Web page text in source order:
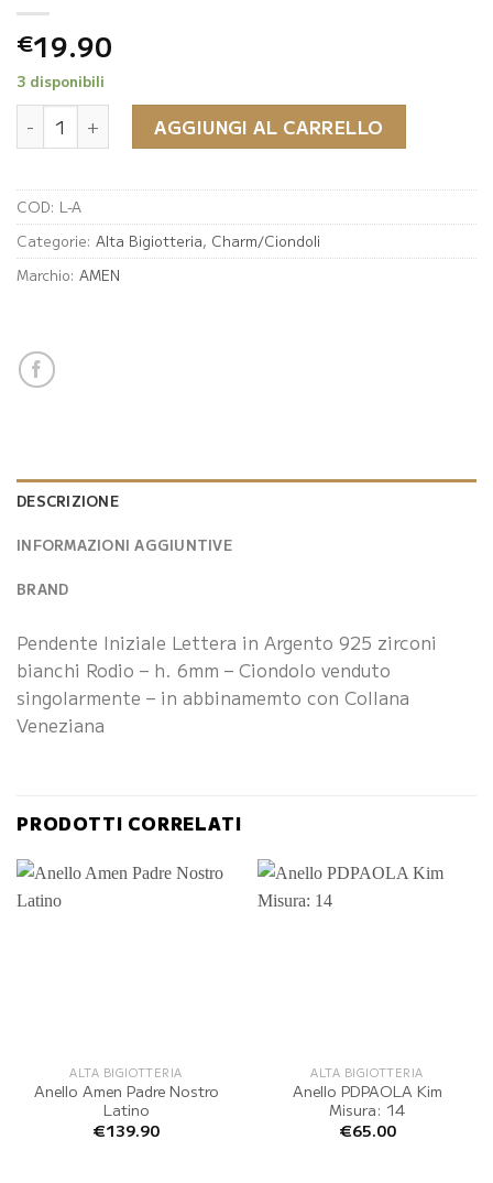
€19.90
3 disponibili
Ciondolo Amen Lettera A Zirconi quantità
AGGIUNGI AL CARRELLO
COD: L-A
Categorie: Alta Bigiotteria, Charm/Ciondoli
Marchio: AMEN
DESCRIZIONE
INFORMAZIONI AGGIUNTIVE
BRAND
Pendente Iniziale Lettera in Argento 925 zirconi
bianchi Rodio – h. 6mm – Ciondolo venduto
singolarmente – in abbinamemto con Collana
Veneziana
PRODOTTI CORRELATI
ALTA BIGIOTTERIA
Anello Amen Padre Nostro
Latino
€139.90
ALTA BIGIOTTERIA
Anello PDPAOLA Kim
Misura: 14
€65.00